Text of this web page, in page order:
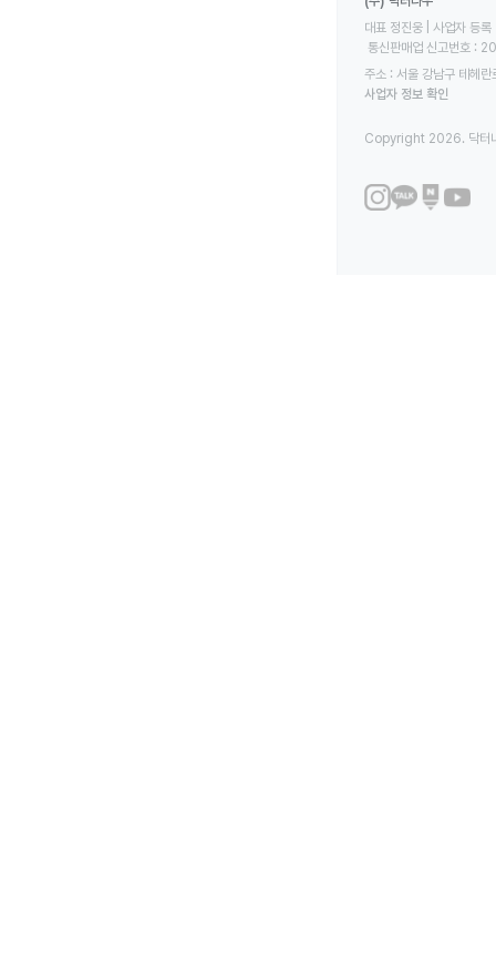
대표 정진웅 | 사업자
통신판매업 신고번호
주소 : 서울 강남구 테헤
사업자 정보 확인
Copyright 2026. 닥터